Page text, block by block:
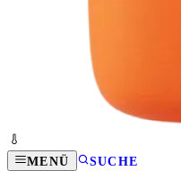
MENÜ SUCHE